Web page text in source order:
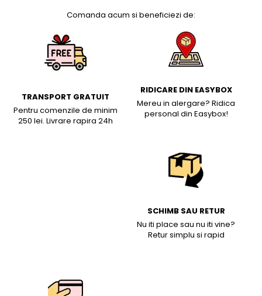
Comanda acum si beneficiezi de:
TRANSPORT GRATUIT
Pentru comenzile de minim
250 lei. Livrare rapira 24h
RIDICARE DIN EASYBOX
Mereu in alergare? Ridica
personal din Easybox!
SCHIMB SAU RETUR
Nu iti place sau nu iti vine?
Retur simplu si rapid